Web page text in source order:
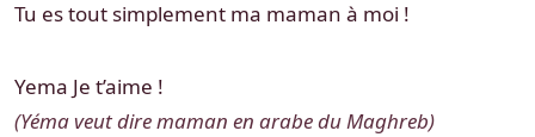
Tu es tout simplement ma maman à moi !
Yema Je t’aime !
(Yéma veut dire maman en arabe du Maghreb)